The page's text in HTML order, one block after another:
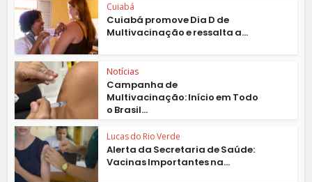
Cuiabá
Cuiabá promove Dia D de
Multivacinação e ressalta a...
Notícias
Campanha de
Multivacinação: Início em Todo
o Brasil...
Lucas do Rio Verde
Alerta da Secretaria de Saúde:
Vacinas Importantes na...